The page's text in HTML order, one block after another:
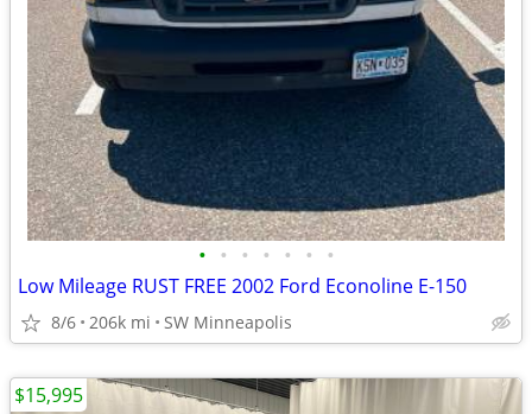
• • • • • • •
Low Mileage RUST FREE 2002 Ford Econoline E-150
8/6 206k mi SW Minneapolis
$15,995